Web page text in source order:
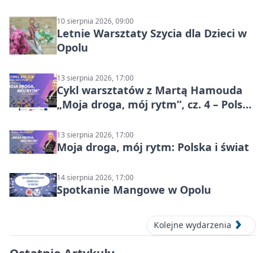
10 sierpnia 2026, 09:00
Letnie Warsztaty Szycia dla Dzieci w
Opolu
13 sierpnia 2026, 17:00
Cykl warsztatów z Martą Hamouda
„Moja droga, mój rytm”, cz. 4 – Polska
13 sierpnia 2026, 17:00
Moja droga, mój rytm: Polska i świat
14 sierpnia 2026, 17:00
Spotkanie Mangowe w Opolu
Kolejne wydarzenia